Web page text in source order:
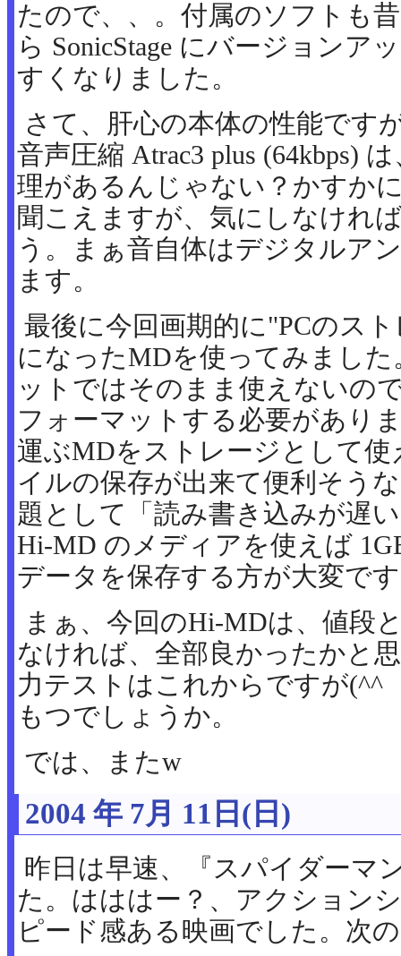
たので、、。付属のソフトも昔
ら SonicStage にバージョンア
すくなりました。
さて、肝心の本体の性能です
音声圧縮 Atrac3 plus (64kbps)
理があるんじゃない？かすか
聞こえますが、気にしなけれ
う。まぁ音自体はデジタルア
ます。
最後に今回画期的に"PCのス
になったMDを使ってみまし
ットではそのまま使えないの
フォーマットする必要があり
運ぶMDをストレージとして
イルの保存が出来て便利そう
題として「読み書き込みが遅
Hi-MD のメディアを使えば
データを保存する方が大変で
まぁ、今回のHi-MDは、値段
なければ、全部良かったかと
力テストはこれからですが(^^
もつでしょうか。
では、またw
2004 年 7月 11日(日)
昨日は早速、『スパイダーマ
た。はははー？、アクション
ピード感ある映画でした。次